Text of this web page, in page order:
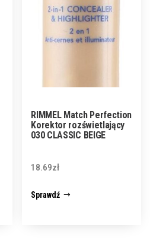
RIMMEL Match Perfection
Korektor rozświetlający
030 CLASSIC BEIGE
18.69zł
Sprawdź